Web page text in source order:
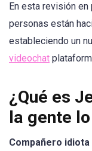
En esta revisión
personas están
estableciendo un
videochat
¿Qué es
la gente
Compañero idiota